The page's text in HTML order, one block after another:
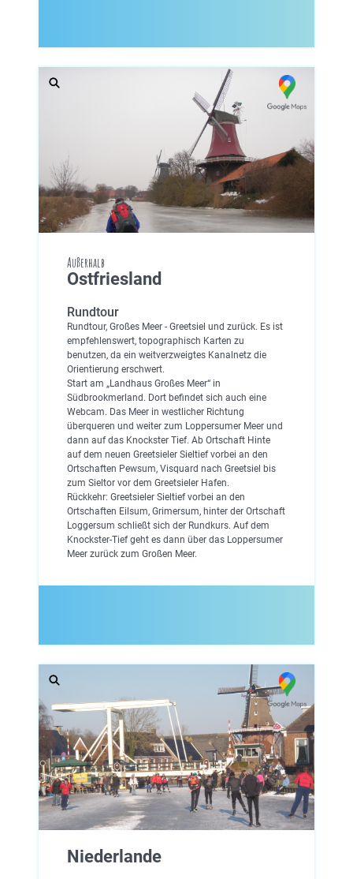
Außerhalb
Ostfriesland
Rundtour
Rundtour, Großes Meer - Greetsiel und zurück. Es ist
empfehlenswert, topographisch Karten zu
benutzen, da ein weitverzweigtes Kanalnetz die
Orientierung erschwert.
Start am „Landhaus Großes Meer“ in
Südbrookmerland. Dort befindet sich auch eine
Webcam. Das Meer in westlicher Richtung
überqueren und weiter zum Loppersumer Meer und
dann auf das Knockster Tief. Ab Ortschaft Hinte
auf dem neuen Greetsieler Sieltief vorbei an den
Ortschaften Pewsum, Visquard nach Greetsiel bis
zum Sieltor vor dem Greetsieler Hafen.
Rückkehr: Greetsieler Sieltief vorbei an den
Ortschaften Eilsum, Grimersum, hinter der Ortschaft
Loggersum schließt sich der Rundkurs. Auf dem
Knockster-Tief geht es dann über das Loppersumer
Meer zurück zum Großen Meer.
Niederlande